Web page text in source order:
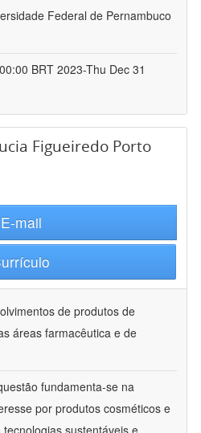
Federal de Pernambuco
BRT 2023-Thu Dec 31
Figueiredo Porto
E-mail
de produtos de
áreas farmacêutica e de
fundamenta-se na
por produtos cosméticos e